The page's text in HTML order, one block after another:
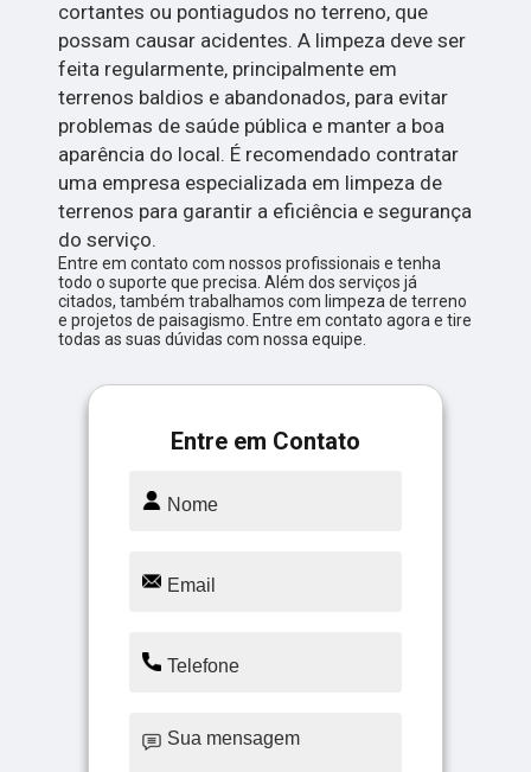
cortantes ou pontiagudos no terreno, que
possam causar acidentes. A limpeza deve ser
feita regularmente, principalmente em
terrenos baldios e abandonados, para evitar
problemas de saúde pública e manter a boa
aparência do local. É recomendado contratar
uma empresa especializada em limpeza de
terrenos para garantir a eficiência e segurança
do serviço.
Entre em contato com nossos profissionais e tenha
todo o suporte que precisa. Além dos serviços já
citados, também trabalhamos com limpeza de terreno
e projetos de paisagismo. Entre em contato agora e tire
todas as suas dúvidas com nossa equipe.
Entre em Contato